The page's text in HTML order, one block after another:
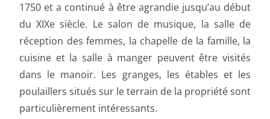
1750 et a continué à être agrandie jusqu’au début
du XIXe siècle. Le salon de musique, la salle de
réception des femmes, la chapelle de la famille, la
cuisine et la salle à manger peuvent être visités
dans le manoir. Les granges, les étables et les
poulaillers situés sur le terrain de la propriété sont
particulièrement intéressants.